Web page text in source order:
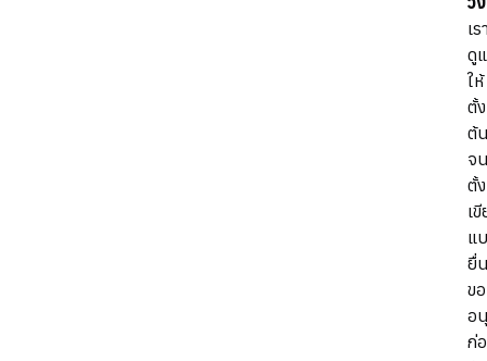
เร
ดู
ให้
ตั้
ต้
จ
ตั้
เ
แ
ยื่
ขอ
อ
ก่